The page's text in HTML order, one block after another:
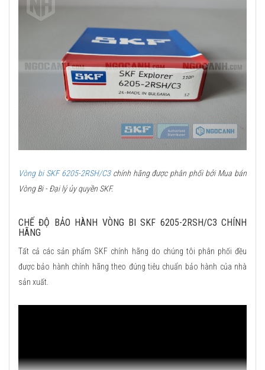
Vòng bi SKF 6205-2RSH/C3chính hãng được phân phối bởi Mua bán
Vòng Bi - Đại lý ủy quyền SKF.
CHẾ ĐỘ BẢO HÀNH VÒNG BI SKF 6205-2RSH/C3 CHÍNH
HÃNG
Tất cả các sản phẩm SKF chính hãng do chúng tôi phân phối đều
được bảo hành chính hãng theo đúng tiêu chuẩn bảo hành của nhà
sản xuất.